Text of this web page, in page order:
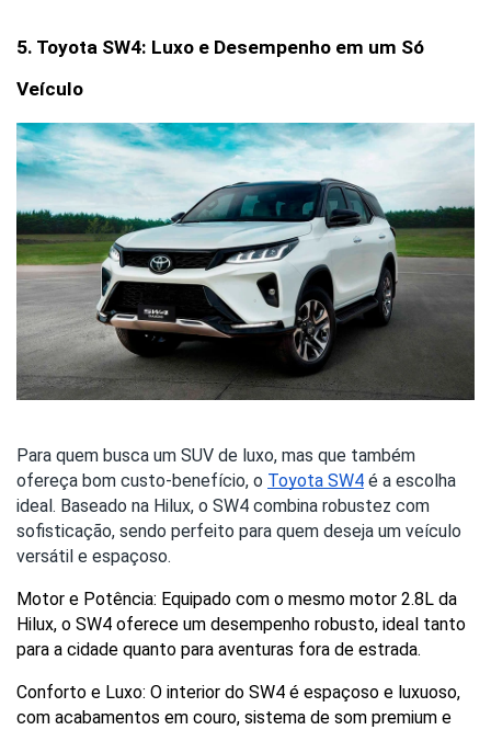
5. Toyota SW4: Luxo e Desempenho em um Só
Veículo
Para quem busca um SUV de luxo, mas que também
ofereça bom custo-benefício, o Toyota SW4 é a escolha
ideal. Baseado na Hilux, o SW4 combina robustez com
sofisticação, sendo perfeito para quem deseja um veículo
versátil e espaçoso.
Motor e Potência: Equipado com o mesmo motor 2.8L da
Hilux, o SW4 oferece um desempenho robusto, ideal tanto
para a cidade quanto para aventuras fora de estrada.
Conforto e Luxo: O interior do SW4 é espaçoso e luxuoso,
com acabamentos em couro, sistema de som premium e